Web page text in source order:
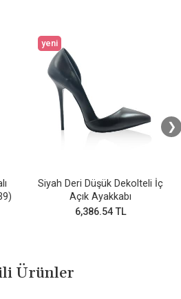
yeni
Siyah Deri Düşük Dekolteli İç
Açık Ayakkabı
6,386.54 TL
❯
Ürünler